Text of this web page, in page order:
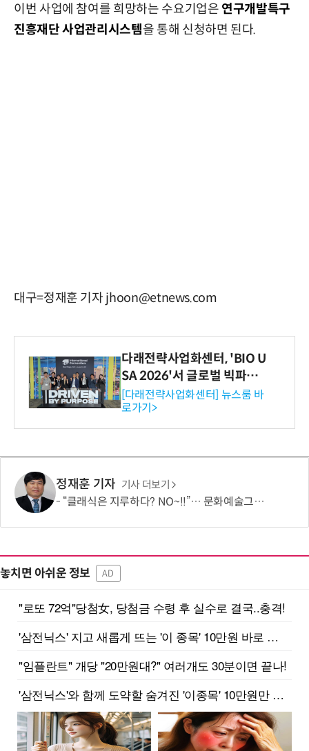
이번 사업에 참여를 희망하는 수요기업은 연구개발특구
진흥재단 사업관리시스템을 통해 신청하면 된다.
대구=정재훈 기자 jhoon@etnews.com
다래전략사업화센터, 'BIO U
SA 2026'서 글로벌 빅파마
와의 비즈니스 미팅 지원…K
-바이오 해외 진출 교두보 확
보
[다래전략사업화센터] 뉴스룸 바
로가기>
정재훈 기자 기사 더보기
“클래식은 지루하다? NO~!!”… 문화예술그룹 더같음, 관객 소통형 '춤추는 오케스트라' 런칭 쇼케이스 개최
놓치면 아쉬운 정보 AD